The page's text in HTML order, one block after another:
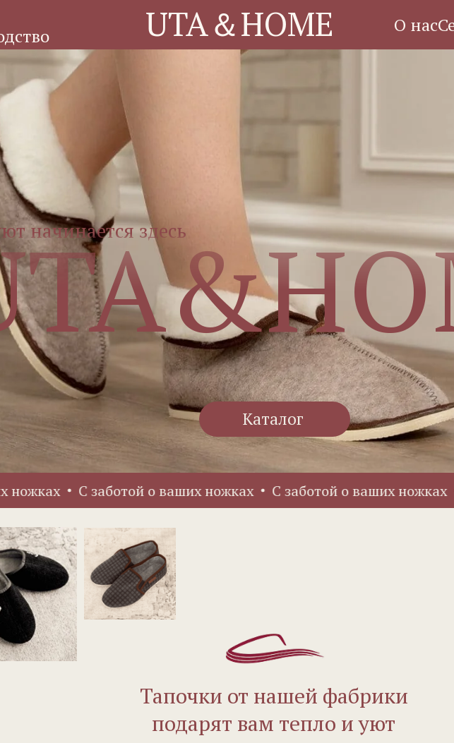
UTA＆HOME О нас
Каталог
начинается здесь
С заботой о ваших ножках С заботой о ваших ножках С
Тапочки от нашей фабрики
подарят вам тепло и уют